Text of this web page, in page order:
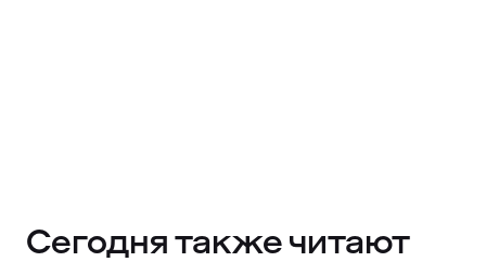
Сегодня также читают